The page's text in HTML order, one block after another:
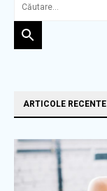
ARTICOLE RECENTE